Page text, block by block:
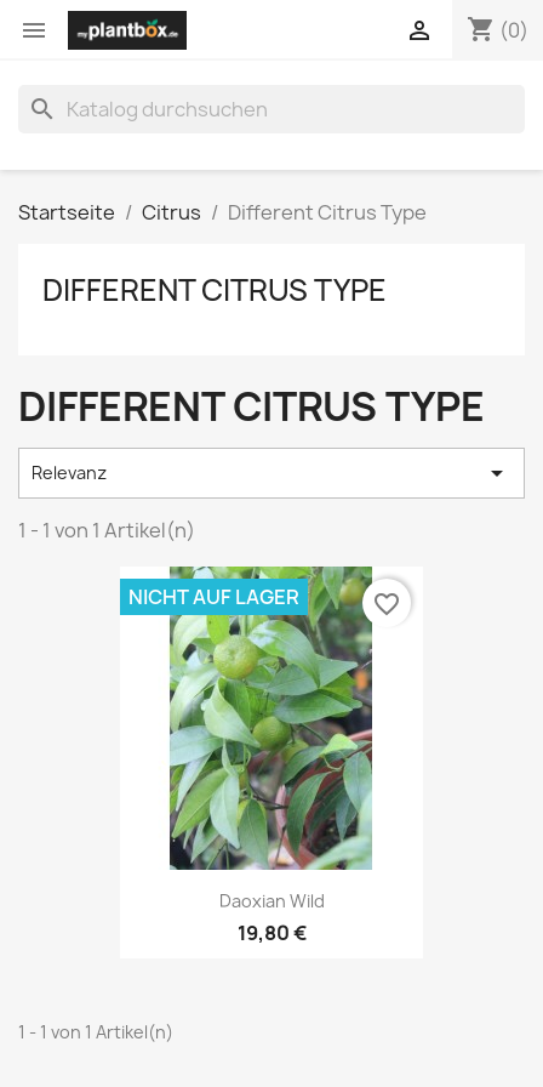
 shopping_cart (0)

search
Startseite Citrus Different Citrus Type
DIFFERENT CITRUS TYPE
DIFFERENT CITRUS TYPE
Relevanz 
1 - 1 von 1 Artikel(n)
Daoxian Wild
19,80 €
NICHT AUF LAGER favorite_border
1 - 1 von 1 Artikel(n)